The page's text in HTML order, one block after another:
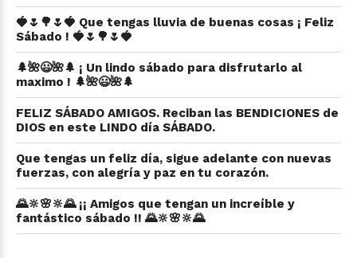
🍓🌷🌳🌷🍓 Que tengas lluvia de buenas cosas ¡ Feliz
Sábado ! 🍓🌷🌳🌷🍓
🌲🌺😃🌺🌲 ¡ Un lindo sábado para disfrutarlo al
maximo ! 🌲🌺😃🌺🌲
FELIZ SÁBADO AMIGOS. Reciban las BENDICIONES de
DIOS en este LINDO día SÁBADO.
Que tengas un feliz día, sigue adelante con nuevas
fuerzas, con alegría y paz en tu corazón.
🌄🔆🌸🔆🌄 ¡¡ Amigos que tengan un increíble y
fantástico sábado !! 🌄🔆🌸🔆🌄